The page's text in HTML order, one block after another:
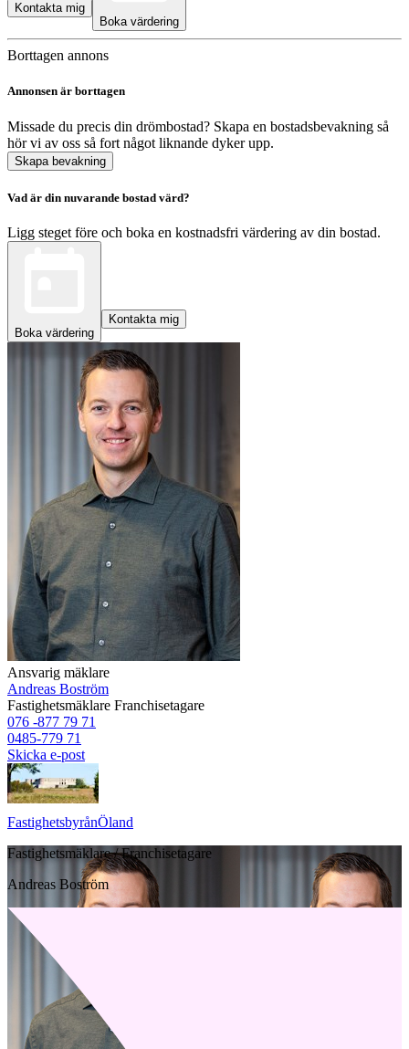
Kontakta mig
Boka värdering
Borttagen annons
Annonsen är borttagen
Missade du precis din drömbostad? Skapa en bostadsbevakning så
hör vi av oss så fort något liknande dyker upp.
Skapa bevakning
Vad är din nuvarande bostad värd?
Ligg steget före och boka en kostnadsfri värdering av din bostad.
Boka värdering
Kontakta mig
Ansvarig mäklare
Andreas Boström
Fastighetsmäklare Franchisetagare
076 -877 79 71
0485-779 71
Skicka e-post
FastighetsbyrånÖland
Fastighetsmäklare / Franchisetagare
Andreas Boström